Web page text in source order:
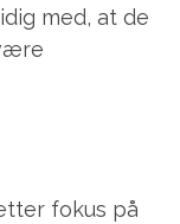
med, at de
fokus på